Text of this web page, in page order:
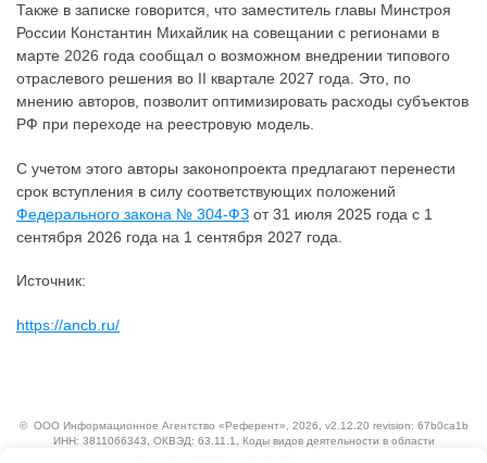
Также в записке говорится, что заместитель главы Минстроя
России Константин Михайлик на совещании с регионами в
марте 2026 года сообщал о возможном внедрении типового
отраслевого решения во II квартале 2027 года. Это, по
мнению авторов, позволит оптимизировать расходы субъектов
РФ при переходе на реестровую модель.
С учетом этого авторы законопроекта предлагают перенести
срок вступления в силу соответствующих положений
Федерального закона № 304-ФЗ от 31 июля 2025 года с 1
сентября 2026 года на 1 сентября 2027 года.
Источник:
https://ancb.ru/
© ООО Информационное Агентство «Референт» , 2026, v2.12.20 revision: 67b0ca1b
ИНН: 3811066343, ОКВЭД: 63.11.1, Коды видов деятельности в области